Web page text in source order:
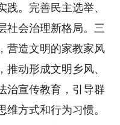
。完善民主选举、
社会治理新格局。三
营造文明的家教家风
动形成文明乡风、
治宣传教育，引导群
方式和行为习惯。